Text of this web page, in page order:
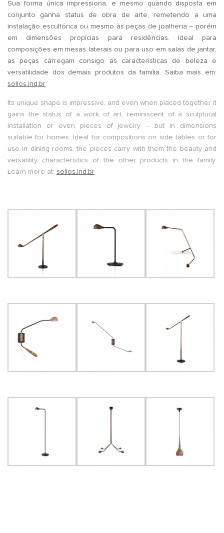
Sua forma única impressiona, e mesmo quando disposta em
conjunto ganha status de obra de arte, remetendo a uma
instalação escultórica ou mesmo às peças de joalheria – porém
em dimensões propícias para residências. Ideal para
composições em mesas laterais ou para uso em salas de jantar,
as peças carregam consigo as características de beleza e
versatilidade dos demais produtos da família. Saiba mais em:
sollos.ind.br
Its unique shape is impressive, and even when placed together it
gains the status of a work of art, reminiscent of a sculptural
installation or even pieces of jewelry – but in dimensions
suitable for homes. Ideal for compositions on side tables or for
use in dining rooms, the pieces carry with them the beauty and
versatility characteristics of the other products in the family.
Learn more at: sollos.ind.br